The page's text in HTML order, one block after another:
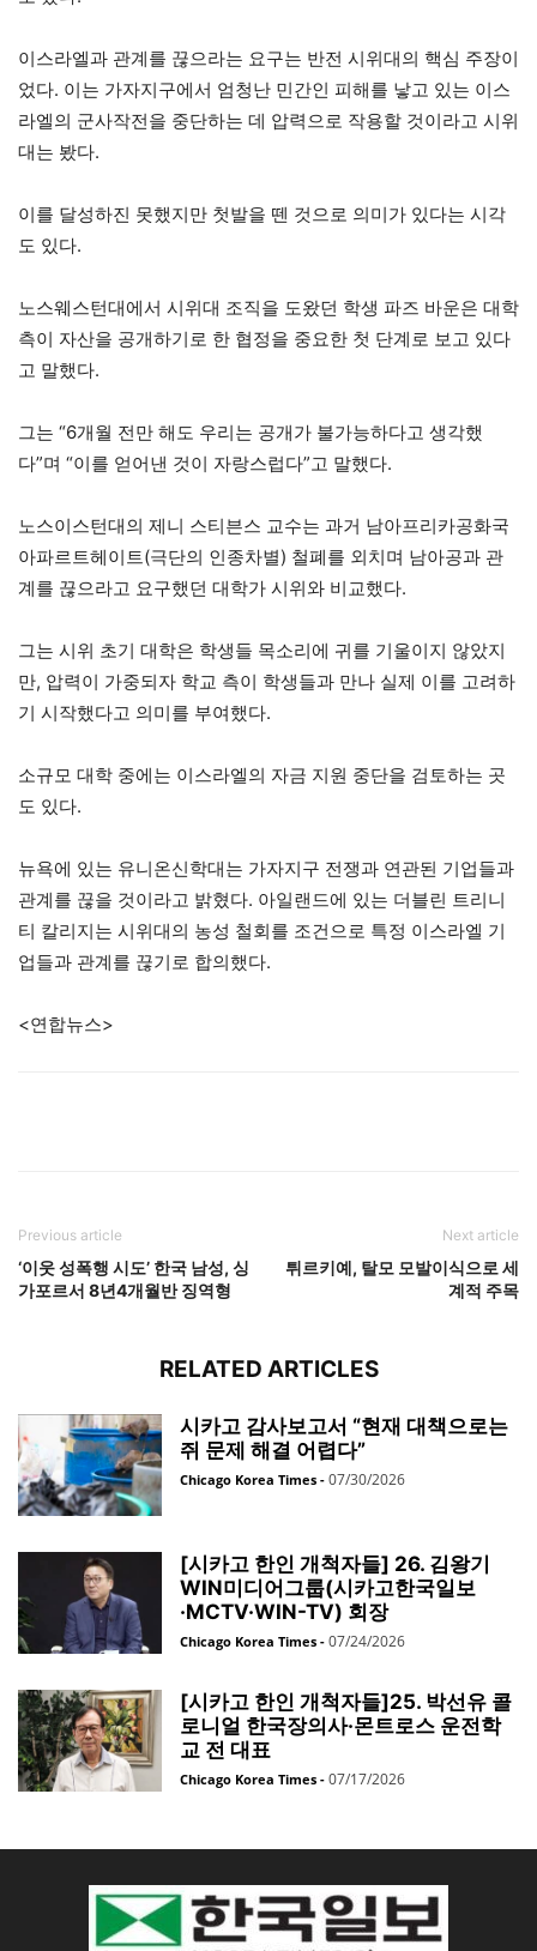
이스라엘과 관계를 끊으라는 요구는 반전 시위대의 핵심 주장이
었다. 이는 가자지구에서 엄청난 민간인 피해를 낳고 있는 이스
라엘의 군사작전을 중단하는 데 압력으로 작용할 것이라고 시위
대는 봤다.
이를 달성하진 못했지만 첫발을 뗀 것으로 의미가 있다는 시각
도 있다.
노스웨스턴대에서 시위대 조직을 도왔던 학생 파즈 바운은 대학
측이 자산을 공개하기로 한 협정을 중요한 첫 단계로 보고 있다
고 말했다.
그는 “6개월 전만 해도 우리는 공개가 불가능하다고 생각했
다”며 “이를 얻어낸 것이 자랑스럽다”고 말했다.
노스이스턴대의 제니 스티븐스 교수는 과거 남아프리카공화국
아파르트헤이트(극단의 인종차별) 철폐를 외치며 남아공과 관
계를 끊으라고 요구했던 대학가 시위와 비교했다.
그는 시위 초기 대학은 학생들 목소리에 귀를 기울이지 않았지
만, 압력이 가중되자 학교 측이 학생들과 만나 실제 이를 고려하
기 시작했다고 의미를 부여했다.
소규모 대학 중에는 이스라엘의 자금 지원 중단을 검토하는 곳
도 있다.
뉴욕에 있는 유니온신학대는 가자지구 전쟁과 연관된 기업들과
관계를 끊을 것이라고 밝혔다. 아일랜드에 있는 더블린 트리니
티 칼리지는 시위대의 농성 철회를 조건으로 특정 이스라엘 기
업들과 관계를 끊기로 합의했다.
<연합뉴스>
Previous article
‘이웃 성폭행 시도’ 한국 남성, 싱
가포르서 8년4개월반 징역형
Next article
튀르키예, 탈모 모발이식으로 세
계적 주목
RELATED ARTICLES
시카고 감사보고서 “현재 대책으로는
쥐 문제 해결 어렵다”
Chicago Korea Times - 07/30/2026
[시카고 한인 개척자들] 26. 김왕기
WIN미디어그룹(시카고한국일보
·MCTV·WIN-TV) 회장
Chicago Korea Times - 07/24/2026
[시카고 한인 개척자들]25. 박선유 콜
로니얼 한국장의사·몬트로스 운전학
교 전 대표
Chicago Korea Times - 07/17/2026